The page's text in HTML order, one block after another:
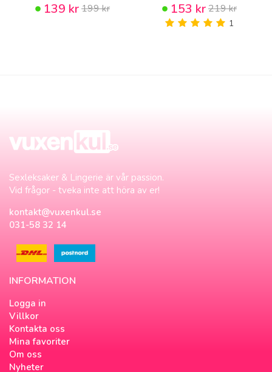
139 kr199 kr 153 kr219 kr
1
Sexleksaker & Lingerie är vår passion.
Vid frågor - tveka inte att höra av er!
kontakt@vuxenkul.se
031-58 32 14
INFORMATION
Logga in
Villkor
Kontakta oss
Mina favoriter
Om oss
Nyheter